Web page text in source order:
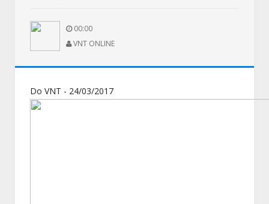
00:00
VNT ONLINE
Do VNT - 24/03/2017